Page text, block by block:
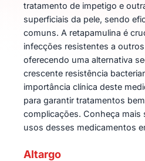
tratamento de impetigo e
superficiais da pele, sendo
comuns. A retapamulina é
infecções resistentes a
oferecendo uma alternativa
crescente resistência
importância clínica deste
para garantir tratamentos
complicações. Conheça mais
usos desses medicamentos
Altargo